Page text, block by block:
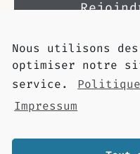
Nous utilisons
optimiser notre
service.
Impressum